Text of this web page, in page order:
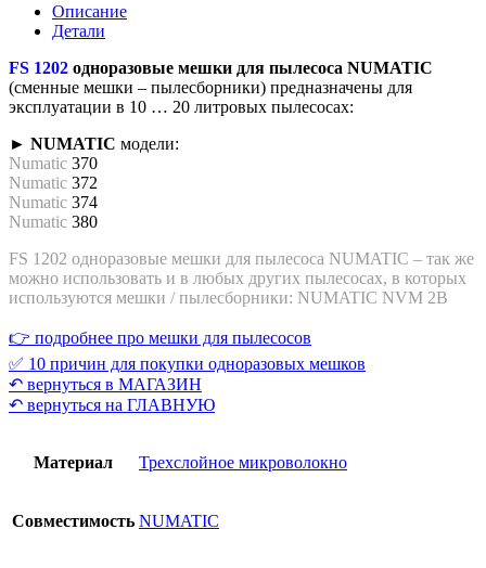
Описание
Детали
FS 1202 одноразовые мешки для пылесоса NUMATIC
(сменные мешки – пылесборники) предназначены для
эксплуатации в 10 … 20 литровых пылесосах:
► NUMATIC модели:
Numatic 370
Numatic 372
Numatic 374
Numatic 380
FS 1202 одноразовые мешки для пылесоса NUMATIC – так же
можно использовать и в любых других пылесосах, в которых
используются мешки / пылесборники: NUMATIC NVM 2B
👉 подробнее про мешки для пылесосов
✅ 10 причин для покупки одноразовых мешков
↶ вернуться в МАГАЗИН
↶ вернуться на ГЛАВНУЮ
Материал Трехслойное микроволокно
Совместимость NUMATIC